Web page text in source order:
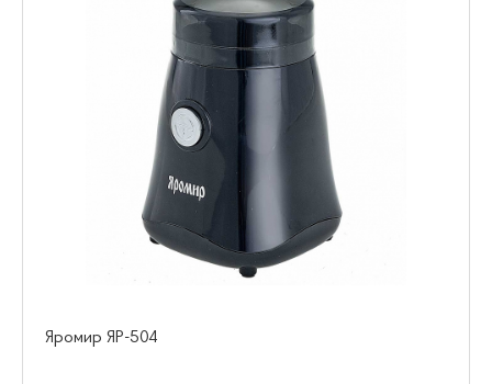
Яромир ЯР-504